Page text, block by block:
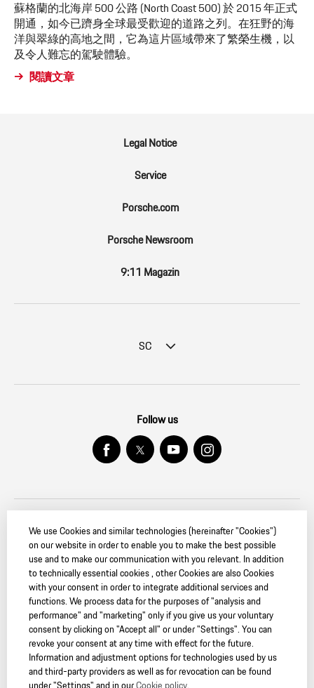
蘇格蘭的北海岸 500 公路 (North Coast 500) 於 2015 年正式
開通，如今已躋身全球最受歡迎的道路之列。在狂野的海
洋與翠綠的高地之間，它為這片區域帶來了繁榮生機，以
及令人難忘的駕駛體驗。
閱讀文章
Legal Notice
Service
Porsche.com
Porsche Newsroom
9:11 Magazin
SC
Follow us
© 2026 Dr. Ing. h.c. F. Porsche AG. — PORSCHE Christophorus
* Data determined in the NEDC (New European Driving Cycle) in
accordance with the Euro 6 (715/2007/EC, 195/2013/EC and ECE-R
101.01) measurement method. The figures do not refer to an individual
vehicle nor do they constitute part of the offer. They are intended solely
as a means of comparing different types of vehicle. Fuel consumption
calculated for vehicles with standard specification only. Actual
consumption and performance may vary with items of optional
equipment. A vehicle’s fuel consumption and CO₂ emissions depend not
only on its efficient use of fuel but also on driving style and other non-
We use Cookies and similar technologies (hereinafter "Cookies")
on our website in order to enable you to make the best possible
use and to make our communication with you relevant. In addition
to technically essential cookies , other Cookies are also Cookies
with your consent in order to integrate additional services and
functions. We process data for the purposes of "analysis and
performance" and "marketing" only if you give us your voluntary
consent by clicking on "Accept all" or under "Settings". You can
revoke your consent at any time with effect for the future.
Information and adjustment options for technologies used by us
and third-party providers as well as for revocation can be found